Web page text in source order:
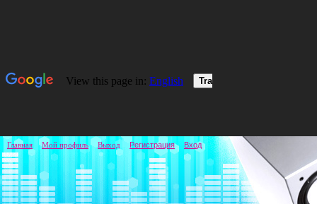
Главная Мой профиль Выход Регистрация Вход